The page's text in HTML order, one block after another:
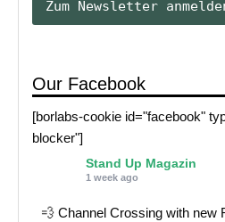
Our Facebook
[borlabs-cookie id="facebook"
blocker"]
Stand Up Magazin
1 week ago
💨 Channel Crossing with new